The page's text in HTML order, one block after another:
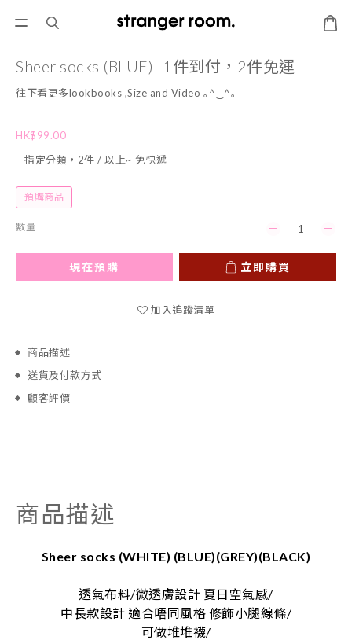
Sheer socks (BLUE) -1件到付，2件免運
往下看更多lookbooks ,Size and Video ｡^‿^｡
HK$99.00
指定分類，2件 / 以上~ 免快遞
預購商品
數量
現在預購 立即購買
加入追蹤清單
商品描述
送貨及付款方式
顧客評價
商品描述
Sheer socks (WHITE) (BLUE)(GREY)(BLACK)
透氣布料/微透膚設計 夏日空氣感/
中長款設計 適合唔同風格 修飾小腿線條/
可做堆堆襪/